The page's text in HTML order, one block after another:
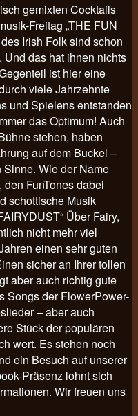
gemixten Cocktails
Freitag „THE FUN
Irish Folk sind schon
das hat ihnen nichts
ist hier eine
viele Jahrzehnte
und Spielens entstanden
das Optimum! Auch
stehen, haben
auf dem Buckel –
Wie der Name
FunTones dabei
schottische Musik
Über Fairy,
nicht mehr viel
einen sehr guten
sicher an Ihrer tollen
aber auch richtig gute
Songs der FlowerPower-
– aber auch
Stück der populären
wert. Es stehen noch
ein Besuch auf unserer
Präsenz lohnt sich
Wir freuen uns